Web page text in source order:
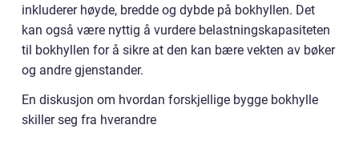
inkluderer høyde, bredde og dybde på bokhyllen. Det
kan også være nyttig å vurdere belastningskapasiteten
til bokhyllen for å sikre at den kan bære vekten av bøker
og andre gjenstander.
En diskusjon om hvordan forskjellige bygge bokhylle
skiller seg fra hverandre